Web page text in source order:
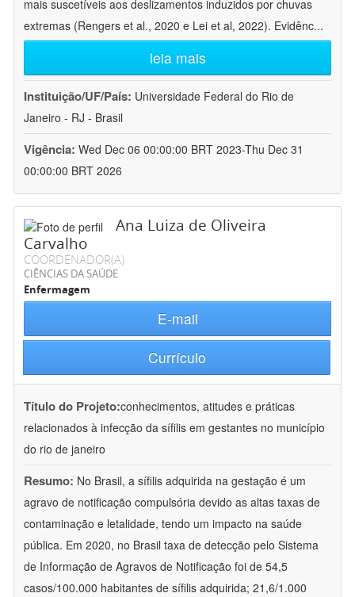
mais suscetíveis aos deslizamentos induzidos por chuvas
extremas (Rengers et al., 2020 e Lei et al, 2022). Evidênc...
leia mais
Instituição/UF/País: Universidade Federal do Rio de
Janeiro - RJ - Brasil
Vigência: Wed Dec 06 00:00:00 BRT 2023-Thu Dec 31
00:00:00 BRT 2026
Ana Luiza de Oliveira
Carvalho
COORDENADOR(A)
CIÊNCIAS DA SAÚDE
Enfermagem
E-mail
Currículo
Título do Projeto:conhecimentos, atitudes e práticas
relacionados à infecção da sífilis em gestantes no município
do rio de janeiro
Resumo: No Brasil, a sífilis adquirida na gestação é um
agravo de notificação compulsória devido as altas taxas de
contaminação e letalidade, tendo um impacto na saúde
pública. Em 2020, no Brasil taxa de detecção pelo Sistema
de Informação de Agravos de Notificação foi de 54,5
casos/100.000 habitantes de sífilis adquirida; 21,6/1.000